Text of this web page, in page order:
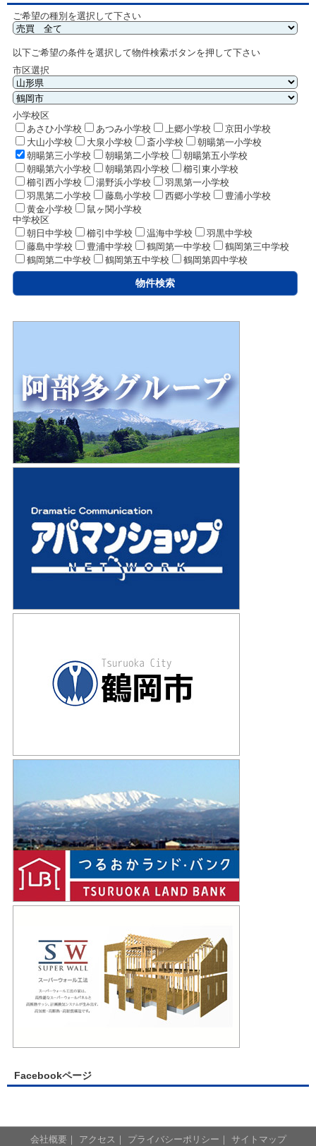
ご希望の種別を選択して下さい
以下ご希望の条件を選択して物件検索ボタンを押して下さい
市区選択
小学校区
あさひ小学校
あつみ小学校 上郷小学校
京田小学校
大山小学校
大泉小学校 斎小学校
朝暘第一小学校
朝暘第三小学校
朝暘第二小学校
朝暘第五小学校
朝暘第六小学校
朝暘第四小学校
櫛引東小学校
櫛引西小学校
湯野浜小学校
羽黒第一小学校
羽黒第二小学校
藤島小学校 西郷小学校
豊浦小学校
黄金小学校
鼠ヶ関小学校
中学校区
朝日中学校
櫛引中学校 温海中学校
羽黒中学校
藤島中学校
豊浦中学校 鶴岡第一中学校
鶴岡第三中学校
鶴岡第二中学校
鶴岡第五中学校 鶴岡第四中学校
Facebookページ
会社概要｜ アクセス プライバシーポリシー サイトマップ